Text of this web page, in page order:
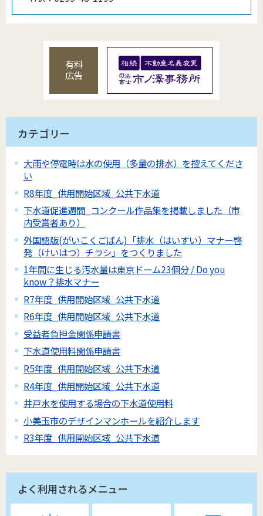
有料
広告
カテゴリー
大雨や停電時は水の使用（多量の排水）を控えてくださ
い
R8年度_供用開始区域_公共下水道
下水道促進週間_コンクール作品集を掲載しました（市
内受賞者あり）
外国語版(がいこくごばん)「排水（はいすい）マナー啓
発（けいはつ）チラシ」をつくりました
1年間に生じる汚水量は東京ドーム23個分 / Do you
know？排水マナー
R7年度_供用開始区域_公共下水道
R6年度_供用開始区域_公共下水道
受益者負担金関係申請書
下水道使用料関係申請書
R5年度_供用開始区域_公共下水道
R4年度_供用開始区域_公共下水道
井戸水を使用する場合の下水道使用料
小美玉市のデザインマンホールを紹介します
R3年度_供用開始区域_公共下水道
よく利用されるメニュー